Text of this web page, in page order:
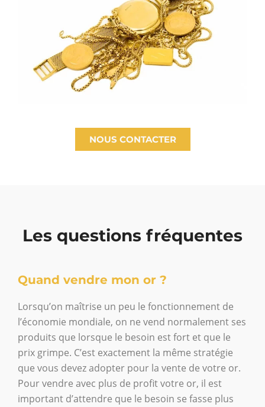
NOUS CONTACTER
Les questions fréquentes
Quand vendre mon or ?
Lorsqu’on maîtrise un peu le fonctionnement de
l’économie mondiale, on ne vend normalement ses
produits que lorsque le besoin est fort et que le
prix grimpe. C’est exactement la même stratégie
que vous devez adopter pour la vente de votre or.
Pour vendre avec plus de profit votre or, il est
important d’attendre que le besoin se fasse plus